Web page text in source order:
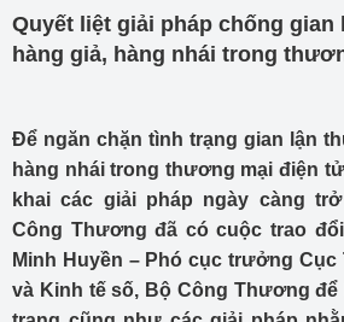
Quyết liệt giải pháp chống
hàng giả, hàng nhái trong
Để ngăn chặn tình trạng gian lận
hàng nhái trong thương mại điện
khai các giải pháp ngày càng
Công Thương đã có cuộc trao
Minh Huyền – Phó cục trưởng
và Kinh tế số, Bộ Công Thương